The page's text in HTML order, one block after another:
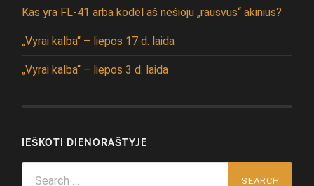
Kas yra FL-41 arba kodėl aš nešioju „rausvus“ akinius?
„Vyrai kalba“ – liepos 17 d. laida
„Vyrai kalba“ – liepos 3 d. laida
IEŠKOTI DIENORAŠTYJE